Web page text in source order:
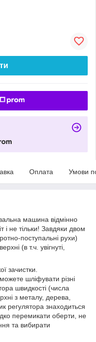
Оплата Умови
машина відмінно
і не тільки! Завдяки двом
поступальні рухи)
(в т.ч. увігнуті,
зачистки.
шліфувати різні
швидкості (числа
з металу, дерева,
регулятора знаходиться
перемикати оберти, не
та вибирати